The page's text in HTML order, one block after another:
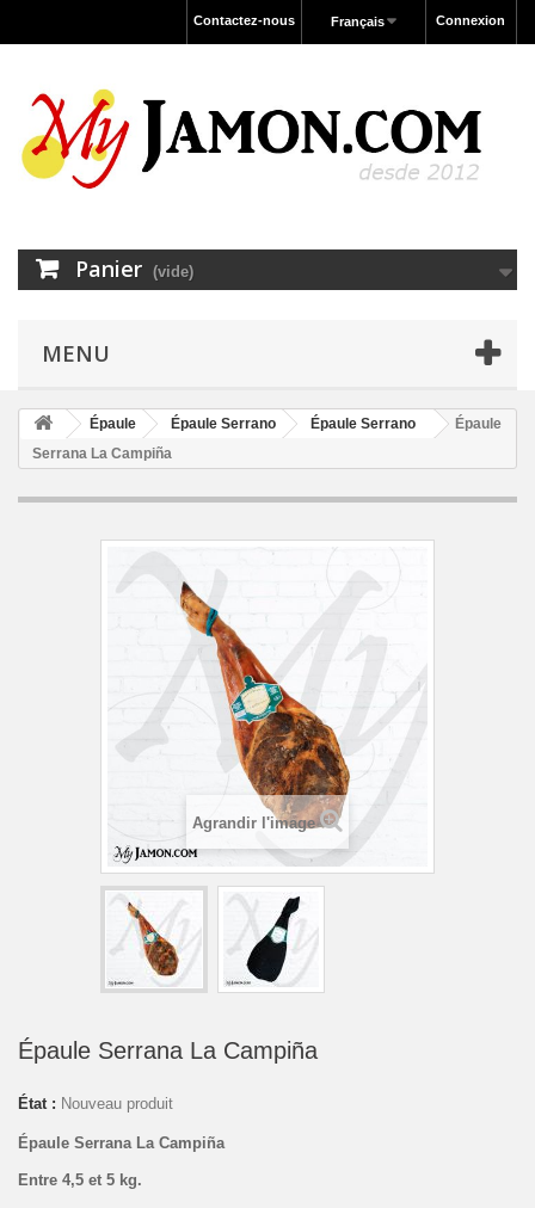
Connexion
Français
Contactez-nous
Panier (vide)
MENU
Épaule Épaule Serrano Épaule Serrano
Épaule
Serrana La Campiña
Agrandir l'image
Épaule Serrana La Campiña
État : Nouveau produit
Épaule Serrana La Campiña
Entre 4,5 et 5 kg.